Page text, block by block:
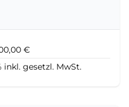
€
inkl. gesetzl. MwSt.